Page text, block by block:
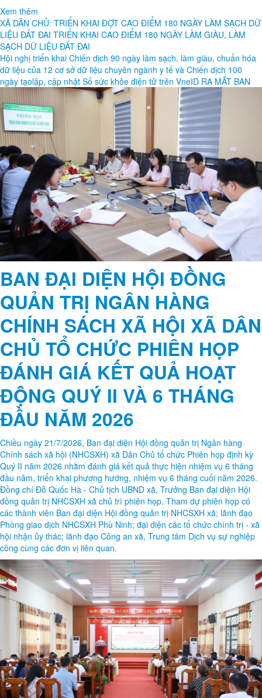
Xem thêm
XÃ DÂN CHỦ: TRIỂN KHAI ĐỢT CAO ĐIỂM 180 NGÀY LÀM SẠCH DỮ
LIỆU ĐẤT ĐAI TRIỂN KHAI CAO ĐIỂM 180 NGÀY LÀM GIÀU, LÀM
SẠCH DỮ LIỆU ĐẤT ĐAI
Hội nghị triển khai Chiến dịch 90 ngày làm sạch, làm giàu, chuẩn hóa
dữ liệu của 12 cơ sở dữ liệu chuyên ngành y tế và Chiến dịch 100
ngày tạolập, cập nhật Sổ sức khỏe điện tử trên VneID RA MẮT BAN
ĐẠI DIỆN VÀ PHIÊN HỌP THỨ NHẤT HỘI ĐỒNG QUẢN TRỊ NGÂN
HÀNG CHÍNH SÁCH XÃ HỘI XÃ DÂN CHỦ
UBND xã Dân Chủ thông
báo bảng giá đất trên địa bàn xã và cách xác định vị trí
UBND xã Dân
Chủ triển khai kế hoạch rà soát hộ nghèo, hộ cận nghèo năm 2025 và
Chiến dịch 90 ngày làm sạch dữ liệu đất đai trên địa bàn xã Dân Chủ
Xã Dân Chủ tổ chức hội nghị tập huấn thực hiện các biện pháp phòng,
chống dịch bệnh tả lợn Châu Phi trên địa bàn Xã Dân Chủ bàn giao
mốc giới Khu công nghiệp Phù Ninh Về Dân Chủ thưởng trái ngọt mùa
thu Xã Dân Chủ tham dự Hội nghị trực tuyến Chính phủ với địa
phương về Kịch bản tăng trưởng kinh tế năm 2025 và các nhiệm vụ
giải pháp để thực hiện mục tiêu tăng trưởng năm 2025
BAN ĐẠI DIỆN HỘI ĐỒNG
QUẢN TRỊ NGÂN HÀNG
CHÍNH SÁCH XÃ HỘI XÃ DÂN
CHỦ TỔ CHỨC PHIÊN HỌP
ĐÁNH GIÁ KẾT QUẢ HOẠT
ĐỘNG QUÝ II VÀ 6 THÁNG
ĐẦU NĂM 2026
Chiều ngày 21/7/2026, Ban đại diện Hội đồng quản trị Ngân hàng
Chính sách xã hội (NHCSXH) xã Dân Chủ tổ chức Phiên họp định kỳ
Quý II năm 2026 nhằm đánh giá kết quả thực hiện nhiệm vụ 6 tháng
đầu năm, triển khai phương hướng, nhiệm vụ 6 tháng cuối năm 2026.
Đồng chí Đỗ Quốc Hà - Chủ tịch UBND xã, Trưởng Ban đại diện Hội
đồng quản trị NHCSXH xã chủ trì phiên họp. Tham dự phiên họp có
các thành viên Ban đại diện Hội đồng quản trị NHCSXH xã; lãnh đạo
Phòng giao dịch NHCSXH Phù Ninh; đại diện các tổ chức chính trị - xã
hội nhận ủy thác; lãnh đạo Công an xã, Trung tâm Dịch vụ sự nghiệp
công cùng các đơn vị liên quan.